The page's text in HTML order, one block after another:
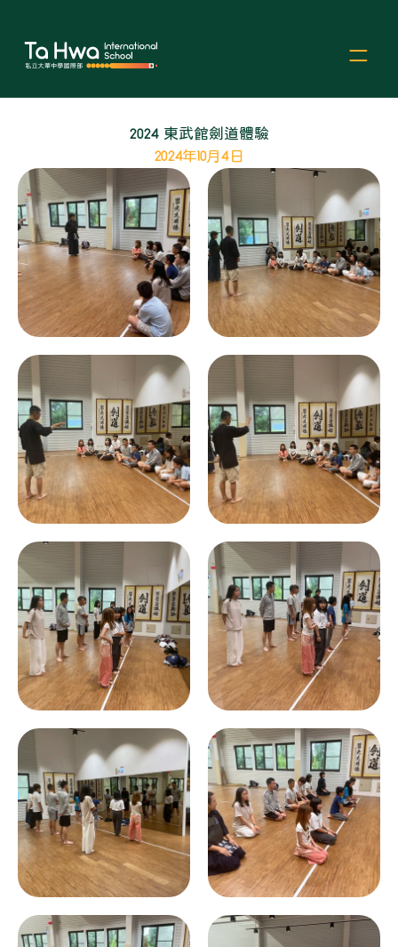
2024 東武館劍道體驗
2024年10月4日
Select Language